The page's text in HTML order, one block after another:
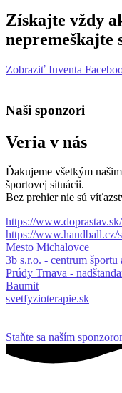
Získajte vždy
nepremeškajte
Zobraziť Iuventa
Naši sponzori
Veria v nás
Ďakujeme všetkým
športovej situácii.
Bez prehier nie sú
https://www.doprastav.sk/
https://www.handball.cz/
Mesto Michalovce
3b s.r.o. - centrum športu
Prúdy Trnava -
Baumit
svetfyzioterapie.sk
Staňte sa naším